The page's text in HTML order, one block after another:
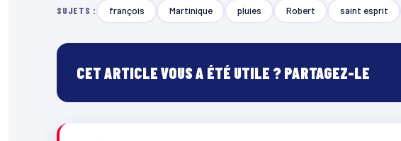
SUJETS : françois Martinique pluies Robert saint esprit
CET ARTICLE VOUS A ÉTÉ UTILE ? PARTAGEZ-LE